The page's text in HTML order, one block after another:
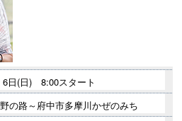
6日(日) 8:00スタート
の路～府中市多摩川かぜのみち